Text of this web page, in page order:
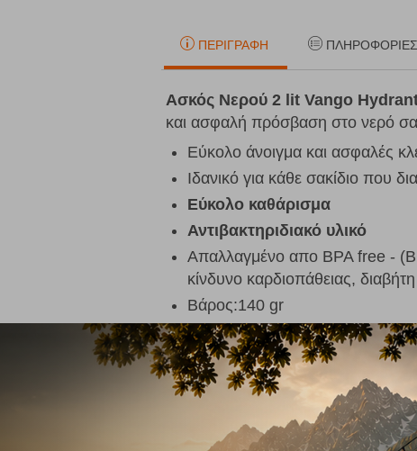
ΠΕΡΙΓΡΑΦΉ ΠΛΗΡΟΦΟΡΊΕΣ
Ασκός Νερού 2 lit Vango
και ασφαλή πρόσβαση στο νερό
Εύκολο άνοιγμα και ασφαλές
Ιδανικό για κάθε σακίδιο που
Εύκολο καθάρισμα
Αντιβακτηριδιακό υλικό
Απαλλαγμένο απο BPA free -
κίνδυνο καρδιοπάθειας,
Βάρος:140 gr
Υλικό: ανθεκτικό απο TPU
Όγκος: 2 ltr.